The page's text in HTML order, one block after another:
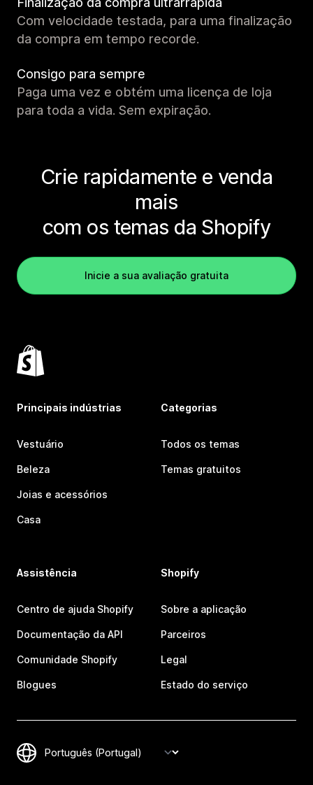
Com velocidade testada, para uma finalização
da compra em tempo recorde.
Consigo para sempre
Paga uma vez e obtém uma licença de loja
para toda a vida. Sem expiração.
Crie rapidamente e venda
mais
com os temas da Shopify
Inicie a sua avaliação gratuita
Principais indústrias
Vestuário
Beleza
Joias e acessórios
Casa
Categorias
Todos os temas
Temas gratuitos
Assistência
Centro de ajuda Shopify
Documentação da API
Comunidade Shopify
Blogues
Shopify
Sobre a aplicação
Parceiros
Legal
Estado do serviço